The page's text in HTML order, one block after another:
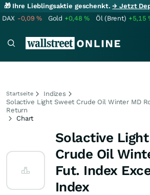
🎁 Ihre Lieblingsaktie geschenkt.→ Jetzt
DAX -0,09% Gold +0,48% Öl (Brent) +5,15
Startseite
Indizes
Solactive Light Sweet Crude Oil Winter MD
Return
Chart
Solactive
Crude Oil
Fut. Index
Index